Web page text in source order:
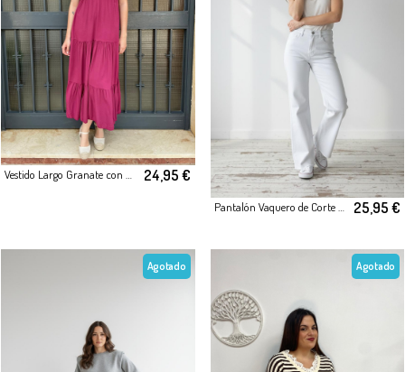
Vestido Largo Granate con Volantes 24,95 €
25,95 €
Agotado Agotado